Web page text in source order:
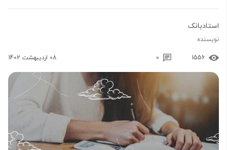
استادبانک
نویسنده
1556
0 08 اردیبهشت 1402